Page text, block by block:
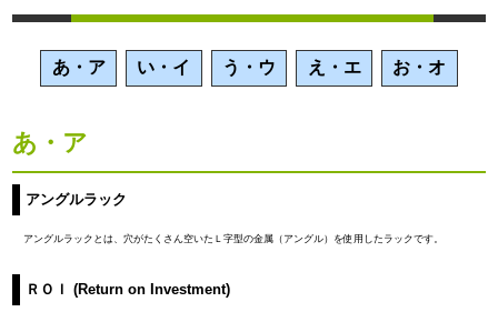
あ・ア い・イ う・ウ え・エ お・オ
あ・ア
アングルラック
アングルラックとは、穴がたくさん空いたＬ字型の金属（アングル）を使用したラックです。
ＲＯＩ (Return on Investment)